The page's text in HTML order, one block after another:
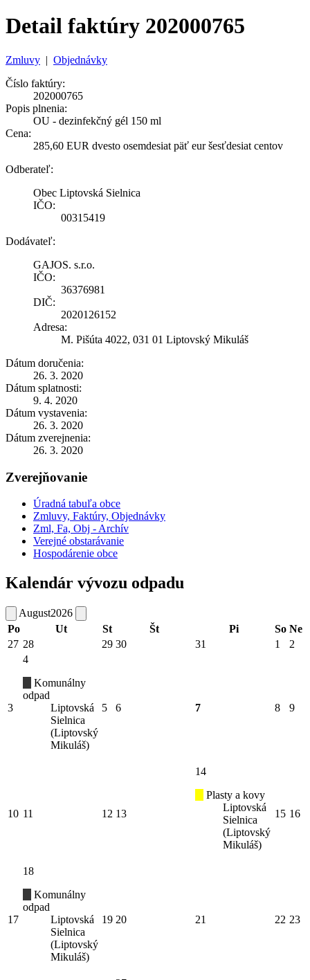
Detail faktúry 202000765
Zmluvy | Objednávky
Číslo faktúry:
202000765
Popis plnenia:
OU - dezinfekčný gél 150 ml
Cena:
285,60 EUR dvesto osemdesiat päť eur šesťdesiat centov
Odberateľ:
Obec Liptovská Sielnica
IČO:
00315419
Dodávateľ:
GAJOS. s.r.o.
IČO:
36376981
DIČ:
2020126152
Adresa:
M. Pišúta 4022, 031 01 Liptovský Mikuláš
Dátum doručenia:
26. 3. 2020
Dátum splatnosti:
9. 4. 2020
Dátum vystavenia:
26. 3. 2020
Dátum zverejnenia:
26. 3. 2020
Zverejňovanie
Úradná tabuľa obce
Zmluvy, Faktúry, Objednávky
Zml, Fa, Obj - Archív
Verejné obstarávanie
Hospodárenie obce
Kalendár vývozu odpadu
August2026
Po
Ut St Št Pi So Ne
27 28 29 30 31 1 2
3
4
Komunálny
odpad
Liptovská
Sielnica
(Liptovský
Mikuláš)
5 6 7 8 9
10 11 12 13
14
Plasty a kovy
Liptovská
Sielnica
(Liptovský
Mikuláš)
15 16
17
18
Komunálny
odpad
Liptovská
Sielnica
(Liptovský
Mikuláš)
19 20 21 22 23